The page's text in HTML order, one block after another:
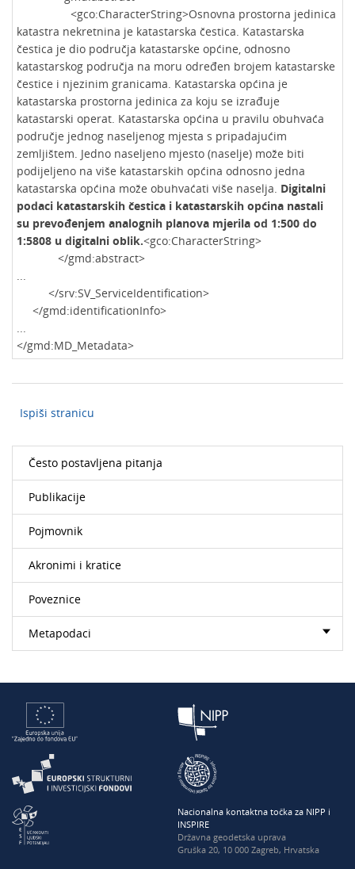
<gco:CharacterString>Osnovna prostorna jedinica
katastra nekretnina je katastarska čestica. Katastarska
čestica je dio područja katastarske općine, odnosno
katastarskog područja na moru određen brojem katastarske
čestice i njezinim granicama. Katastarska općina je
katastarska prostorna jedinica za koju se izrađuje
katastarski operat. Katastarska općina u pravilu obuhvaća
područje jednog naseljenog mjesta s pripadajućim
zemljištem. Jedno naseljeno mjesto (naselje) može biti
podijeljeno na više katastarskih općina odnosno jedna
katastarska općina može obuhvaćati više naselja. Digitalni
podaci katastarskih čestica i katastarskih općina nastali
su prevođenjem analognih planova mjerila od 1:500 do
1:5808 u digitalni oblik.<gco:CharacterString>
</gmd:abstract>
...
</srv:SV_ServiceIdentification>
</gmd:identificationInfo>
...
</gmd:MD_Metadata>
Ispiši stranicu
Često postavljena pitanja
Publikacije
Pojmovnik
Akronimi i kratice
Poveznice
Metapodaci
Nacionalna kontaktna točka za NIPP i
INSPIRE
Državna geodetska uprava
Gruška 20, 10 000 Zagreb, Hrvatska